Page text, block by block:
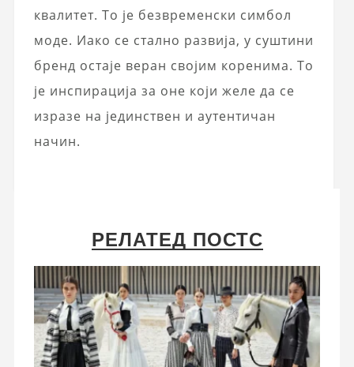
квалитет. То је безвременски симбол
моде. Иако се стално развија, у суштини
бренд остаје веран својим коренима. То
је инспирација за оне који желе да се
изразе на јединствен и аутентичан
начин.
РЕЛАТЕД ПОСТС